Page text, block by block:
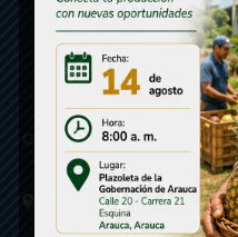
Contáctenos
Calle 20 - Carrera 21 Esquina
Código postal 810001